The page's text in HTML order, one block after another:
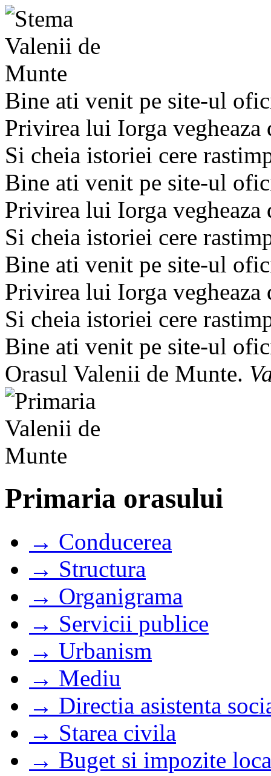
Bine ati venit pe site-ul
Privirea lui Iorga
Si cheia istoriei cere
Bine ati venit pe site-ul
Privirea lui Iorga
Si cheia istoriei cere
Bine ati venit pe site-ul
Privirea lui Iorga
Si cheia istoriei cere
Bine ati venit pe site-ul
Orasul Valenii de Munte.
Primaria orasului
→ Conducerea
→ Structura
→ Organigrama
→ Servicii publice
→ Urbanism
→ Mediu
→ Directia asistenta
→ Starea civila
→ Buget si impozite